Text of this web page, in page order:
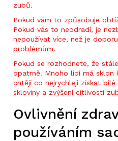
zubů.
Pokud vám to způsobuje
Pokud vás to neodradí, je
nepoužívat více, než je
problémům.
Pokud se rozhodnete, že
opatrně. Mnoho lidí má sklon
chtějí co nejrychleji získat
skloviny a zvýšení citlivosti
Ovlivnění
používáním